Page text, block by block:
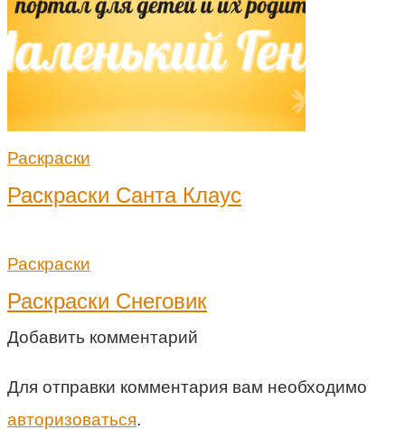
Раскраски
Раскраски Санта Клаус
Раскраски
Раскраски Снеговик
Добавить комментарий
Для отправки комментария вам необходимо
авторизоваться.